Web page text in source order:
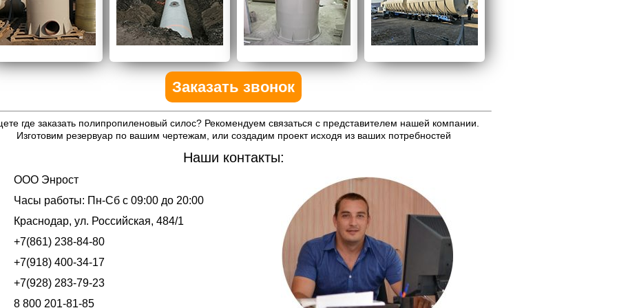
Заказать звонок
где заказать полипропиленовый силос? Рекомендуем связаться с представителем нашей компании.
Изготовим резервуар по вашим чертежам, или создадим проект исходя из ваших потребностей
Наши контакты:
ООО Энрост
Часы работы: Пн-Сб с 09:00 до 20:00
Краснодар, ул. Российская, 484/1
+7(861) 238-84-80
+7(918) 400-34-17
+7(928) 283-79-23
8 800 201-81-85